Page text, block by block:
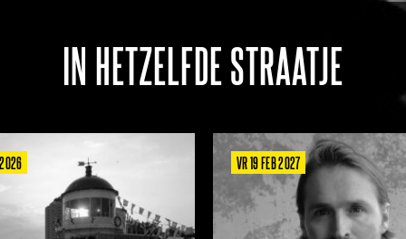
IN HETZELFDE STRAATJE
VR 19 FEB 2027